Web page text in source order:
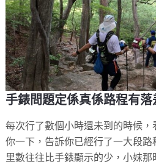
手錶問題定係真係路程有落
每次行了數個小時還未到的時候
你一下，告訴你已經行了一大段路
里數往往比手錶顯示的少，小妹那